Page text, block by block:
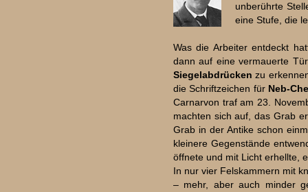
unberührte
eine Stufe, die
Was die Arbeiter entdeckt
dann auf eine vermauerte
Siegelabdrückenzu
die Schriftzeichen für Neb-
Carnarvon traf am 23.
machten sich auf, das Grab
Grab in der Antike schon
kleinere Gegenstände
öffnete und mit Licht erhellte,
In nur vier Felskammern mit
– mehr, aber auch minder